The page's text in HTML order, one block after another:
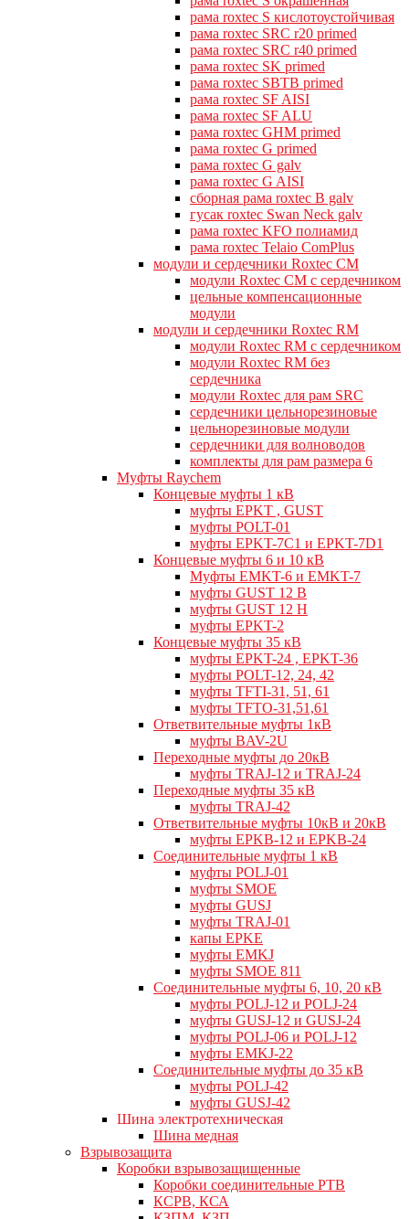
рама roxtec S кислотоустойчивая
рама roxtec SRC r20 primed
рама roxtec SRC r40 primed
рама roxtec SK primed
рама roxtec SBTB primed
рама roxtec SF AISI
рама roxtec SF ALU
рама roxtec GHM primed
рама roxtec G primed
рама roxtec G galv
рама roxtec G AISI
сборная рама roxtec B galv
гусак roxtec Swan Neck galv
рама roxtec KFO полиамид
рама roxtec Telaio ComPlus
модули и сердечники Roxtec CM
модули Roxtec CM с сердечником
цельные компенсационные
модули
модули и сердечники Roxtec RM
модули Roxtec RM с сердечником
модули Roxtec RM без
сердечника
модули Roxtec для рам SRC
сердечники цельнорезиновые
цельнорезиновые модули
сердечники для волноводов
комплекты для рам размера 6
Муфты Raychem
Концевые муфты 1 кВ
муфты EPKT , GUST
муфты POLT-01
муфты EPKT-7C1 и EPKT-7D1
Концевые муфты 6 и 10 кВ
Муфты EMKT-6 и EMKT-7
муфты GUST 12 В
муфты GUST 12 Н
муфты EPKT-2
Концевые муфты 35 кВ
муфты EPKT-24 , EPKT-36
муфты POLT-12, 24, 42
муфты TFTI-31, 51, 61
муфты TFTO-31,51,61
Ответвительные муфты 1кВ
муфты BAV-2U
Переходные муфты до 20кВ
муфты TRAJ-12 и TRAJ-24
Переходные муфты 35 кВ
муфты TRAJ-42
Ответвительные муфты 10кВ и 20кВ
муфты EPKB-12 и EPKB-24
Cоединительные муфты 1 кВ
муфты POLJ-01
муфты SMOE
муфты GUSJ
муфты TRAJ-01
капы EPKE
муфты EMKJ
муфты SMOE 811
Соединительные муфты 6, 10, 20 кВ
муфты POLJ-12 и POLJ-24
муфты GUSJ-12 и GUSJ-24
муфты POLJ-06 и POLJ-12
муфты EMKJ-22
Соединительные муфты до 35 кВ
муфты POLJ-42
муфты GUSJ-42
Шина электротехническая
Шина медная
Взрывозащита
Коробки взрывозащищенные
Коробки соединительные РТВ
КСРВ, КСА